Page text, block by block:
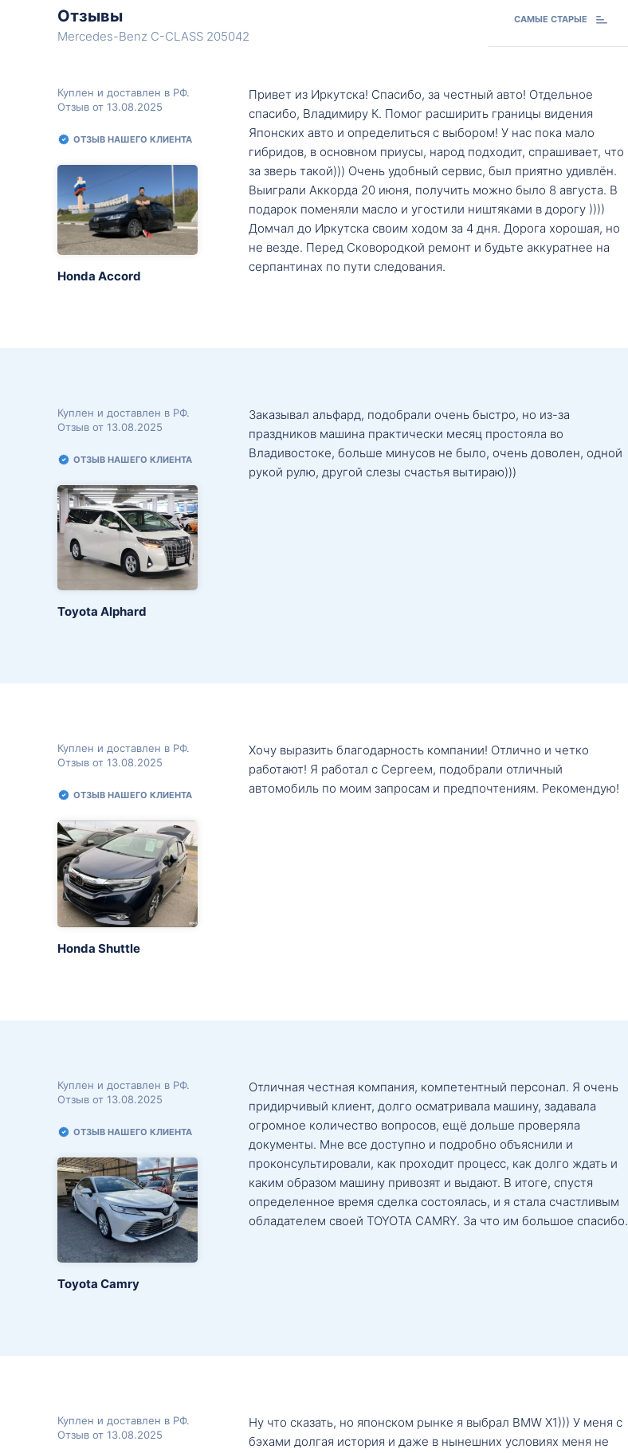
Отзывы
Mercedes-Benz C-CLASS 205042
САМЫЕ СТАРЫЕ
Куплен и доставлен в РФ.
Отзыв от 13.08.2025
ОТЗЫВ НАШЕГО КЛИЕНТА
Honda Accord
Привет из Иркутска! Спасибо, за честный авто! Отдельное
спасибо, Владимиру К. Помог расширить границы видения
Японских авто и определиться с выбором! У нас пока мало
гибридов, в основном приусы, народ подходит, спрашивает, что
за зверь такой))) Очень удобный сервис, был приятно удивлён.
Выиграли Аккорда 20 июня, получить можно было 8 августа. В
подарок поменяли масло и угостили ништяками в дорогу ))))
Домчал до Иркутска своим ходом за 4 дня. Дорога хорошая, но
не везде. Перед Сковородкой ремонт и будьте аккуратнее на
серпантинах по пути следования.
Куплен и доставлен в РФ.
Отзыв от 13.08.2025
ОТЗЫВ НАШЕГО КЛИЕНТА
Toyota Alphard
Заказывал альфард, подобрали очень быстро, но из-за
праздников машина практически месяц простояла во
Владивостоке, больше минусов не было, очень доволен, одной
рукой рулю, другой слезы счастья вытираю)))
Куплен и доставлен в РФ.
Отзыв от 13.08.2025
ОТЗЫВ НАШЕГО КЛИЕНТА
Honda Shuttle
Хочу выразить благодарность компании! Отлично и четко
работают! Я работал с Сергеем, подобрали отличный
автомобиль по моим запросам и предпочтениям. Рекомендую!
Куплен и доставлен в РФ.
Отзыв от 13.08.2025
ОТЗЫВ НАШЕГО КЛИЕНТА
Toyota Camry
Отличная честная компания, компетентный персонал. Я очень
придирчивый клиент, долго осматривала машину, задавала
огромное количество вопросов, ещё дольше проверяла
документы. Мне все доступно и подробно объяснили и
проконсультировали, как проходит процесс, как долго ждать и
каким образом машину привозят и выдают. В итоге, спустя
определенное время сделка состоялась, и я стала счастливым
обладателем своей TOYOTA CAMRY. За что им большое спасибо.
Куплен и доставлен в РФ.
Отзыв от 13.08.2025
Ну что сказать, но японском рынке я выбрал BMW X1))) У меня с
бэхами долгая история и даже в нынешних условиях меня не